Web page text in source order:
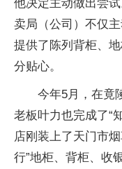
他决定主动做出尝
卖局（公司）不仅
提供了陈列背柜、
分贴心。
今年5月，在竟
老板叶力也完成了“
店刚装上了天门市
行”地柜、背柜、收